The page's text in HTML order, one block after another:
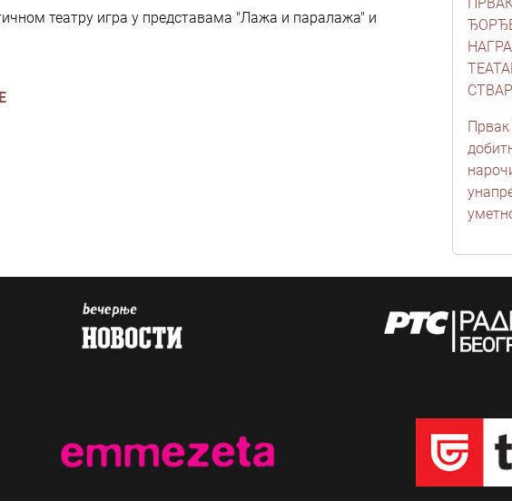
театру игра у представама "Лажa и паралажа" и
Првак